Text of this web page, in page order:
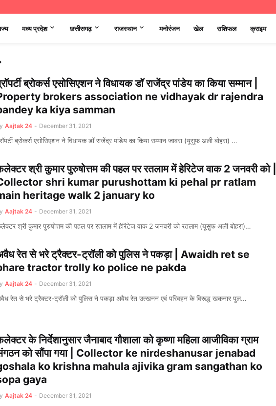
मध्‍य प्रदेश छत्तीसगढ़ राजस्थान मनोरंजन खेल राशिफल क्राइम
ब्रोकर्स एसोसिएशन ने विधायक डॉ राजेंद्र पांडेय का किया सम्मान |
brokers association ne vidhayak dr rajendra
ka kiya samman
Aajtak 24 - December 31, 2021
ब्रोकर्स एसोसिएशन ने विधायक डॉ राजेंद्र पांडेय का किया सम्मान जावरा (यूसुफ अली बोहरा) …
श्री कुमार पुरुषोत्तम की पहल पर रतलाम में हेरिटेज वाक 2 जनवरी को |
shri kumar purushottam ki pehal pr ratlam
heritage walk 2 january ko
Aajtak 24 - December 31, 2021
श्री कुमार पुरुषोत्तम की पहल पर रतलाम में हेरिटेज वाक 2 जनवरी को रतलाम (यूसुफ अली बोहरा)…
रेत से भरे ट्रैक्टर-ट्रॉली को पुलिस ने पकड़ा | Awaidh ret se
tractor trolly ko police ne pakda
Aajtak 24 - December 31, 2021
रेत से भरे ट्रैक्टर-ट्रॉली को पुलिस ने पकड़ा अवैध रेत उत्खनन एवं परिवहन के विरूद्ध खकनार पुल…
के निर्देशानुसार जैनाबाद गौशाला को कृष्णा महिला आजीविका ग्राम
को सौंपा गया | Collector ke nirdeshanusar jenabad
ko krishna mahula ajivika gram sangathan ko
gaya
Aajtak 24 - December 31, 2021